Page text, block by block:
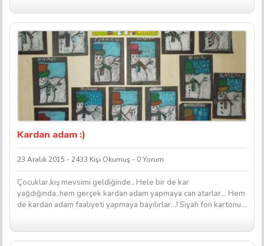
Kardan adam :)
23 Aralık 2015 - 2433 Kişi Okumuş - 0 Yorum
Çocuklar,kış mevsimi geldiğinde.. Hele bir de kar
yağdığında..hem gerçek kardan adam yapmaya can atarlar… Hem
de kardan adam faaliyeti yapmaya bayılırlar…! Siyah fon kartonu...